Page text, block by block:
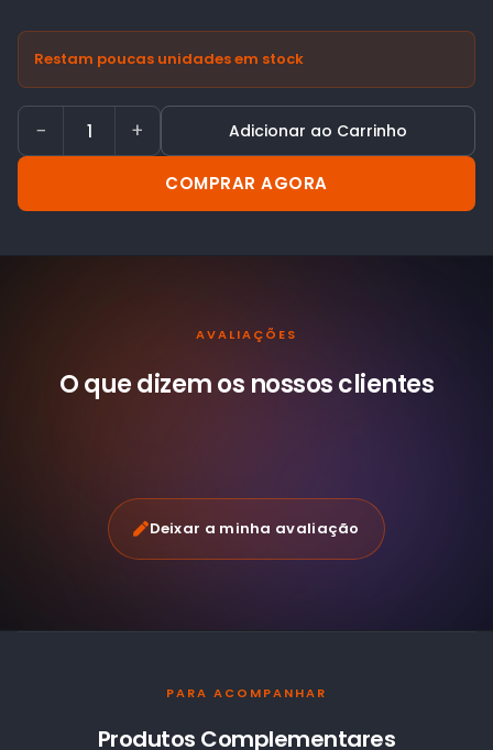
Restam poucas unidades em stock
− + Adicionar ao Carrinho
COMPRAR AGORA
AVALIAÇÕES
O que dizem os nossosclientes
Deixar a minha avaliação
PARA ACOMPANHAR
Produtos Complementares